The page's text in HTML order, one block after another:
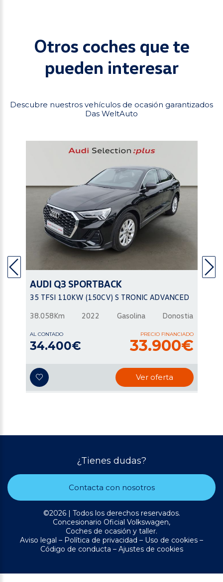
Otros coches que te
pueden interesar
Descubre nuestros vehículos de ocasión garantizados
Das WeltAuto
AUDI Q3 SPORTBACK
35 TFSI 110KW (150CV) S TRONIC ADVANCED
38.058Km 2022 Gasolina Donostia
AL CONTADO
34.400€
PRECIO FINANCIADO
33.900€
Ver oferta
¿Tienes dudas?
Contacta con nosotros
©2026 | Todos los derechos reservados.
Concesionario Oficial Volkswagen,
Coches de ocasión y taller.
Aviso legal – Política de privacidad – Uso de cookies –
Código de conducta – Ajustes de cookies